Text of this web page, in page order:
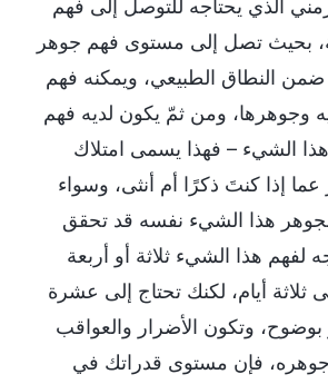
الذي يحتاجه للتوصل إلى فهم
بحيث تصل إلى مستوى فهم جوهر
النطاق الطبيعي، ويمكنه فهم
وجوهرها، ومن ثمّ يكون لديه فهم
الشيء – فهذا يسمى امتلاك
إذا كنتَ ذكرًا أم أنثى، وسواء
هذا الشيء نفسه قد تحقق
لفهم هذا الشيء ثلاثة أو أربعة
أيام، لكنك تحتاج إلى عشرة
وتكون الأضرار والعواقب
فإن مستوى قدراتك في